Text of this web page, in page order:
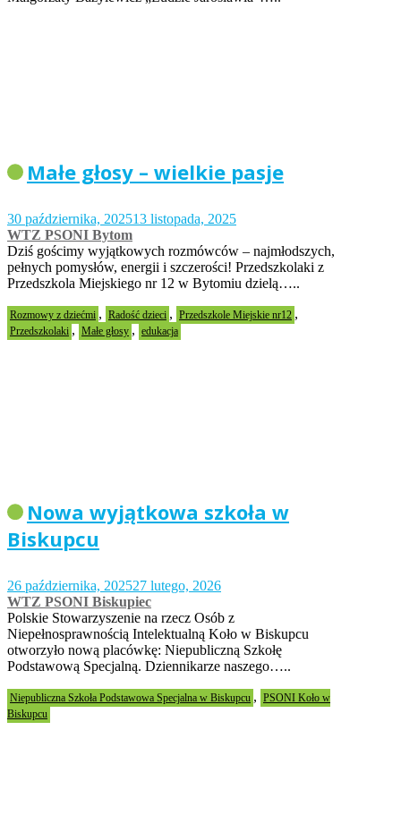
Małe głosy – wielkie pasje
30 października, 202513 listopada, 2025
WTZ PSONI Bytom
Dziś gościmy wyjątkowych rozmówców – najmłodszych,
pełnych pomysłów, energii i szczerości! Przedszkolaki z
Przedszkola Miejskiego nr 12 w Bytomiu dzielą…..
Rozmowy z dziećmi , Radość dzieci , Przedszkole Miejskie nr12 ,
Przedszkolaki , Małe głosy , edukacja
Nowa wyjątkowa szkoła w
Biskupcu
26 października, 202527 lutego, 2026
WTZ PSONI Biskupiec
Polskie Stowarzyszenie na rzecz Osób z
Niepełnosprawnością Intelektualną Koło w Biskupcu
otworzyło nową placówkę: Niepubliczną Szkołę
Podstawową Specjalną. Dziennikarze naszego…..
Niepubliczna Szkoła Podstawowa Specjalna w Biskupcu , PSONI Koło w
Biskupcu